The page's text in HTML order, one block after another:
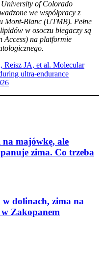
University of Colorado
we współpracy z
Mont-Blanc (UTMB). Pełne
w osoczu biegaczy są
Access) na platformie
Reisz JA, et al. Molecular
ultra-endurance
majówkę, ale
zima. Co trzeba
w dolinach, zima na
w Zakopanem